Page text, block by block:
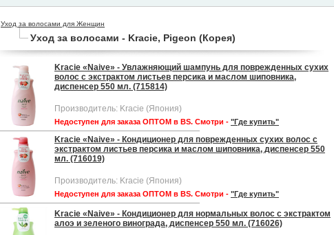
Уход за волосами для Женщин
Уход за волосами - Kracie, Pigeon (Корея)
Kracie «Naive» - Увлажняющий шампунь для поврежденных сухих
волос с экстрактом листьев персика и маслом шиповника,
диспенсер 550 мл. (715814)
Производитель: Kracie (Япония)
Недоступен для заказа ОПТОМ в BS. Смотри - "Где купить"
Kracie «Naive» - Кондиционер для поврежденных сухих волос с
экстрактом листьев персика и маслом шиповника, диспенсер 550
мл. (716019)
Производитель: Kracie (Япония)
Недоступен для заказа ОПТОМ в BS. Смотри - "Где купить"
Kracie «Naive» - Кондиционер для нормальных волос с экстрактом
алоэ и зеленого винограда, диспенсер 550 мл. (716026)